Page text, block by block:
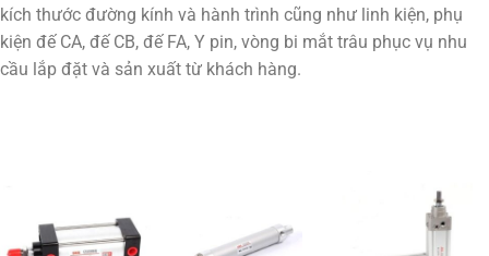
kích thước đường kính và hành trình cũng như linh kiện, phụ
kiện đế CA, đế CB, đế FA, Y pin, vòng bi mắt trâu phục vụ nhu
cầu lắp đặt và sản xuất từ khách hàng.